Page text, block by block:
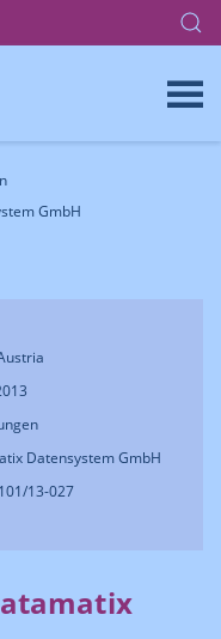
GmbH
Datensystem GmbH
13-027